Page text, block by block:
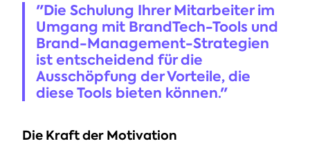
"Die Schulung Ihrer Mitarbeiter im
Umgang mit BrandTech-Tools und
Brand-Management-Strategien
ist entscheidend für die
Ausschöpfung der Vorteile, die
diese Tools bieten können."
Die Kraft der Motivation